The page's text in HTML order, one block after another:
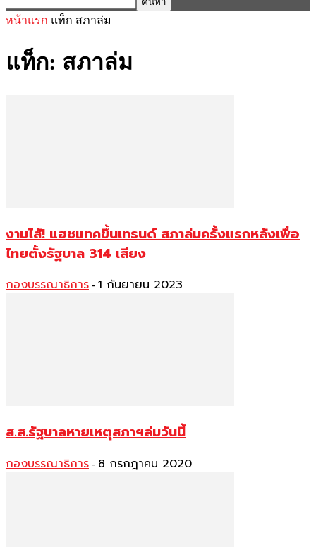
หน้าแรก แท็ก สภาล่ม
แท็ก: สภาล่ม
งามไส้! แฮชแทคขึ้นเทรนด์ สภาล่มครั้งแรกหลังเพื่อ
ไทยตั้งรัฐบาล 314 เสียง
กองบรรณาธิการ - 1 กันยายน 2023
ส.ส.รัฐบาลหายเหตุสภาฯล่มวันนี้
กองบรรณาธิการ - 8 กรกฎาคม 2020